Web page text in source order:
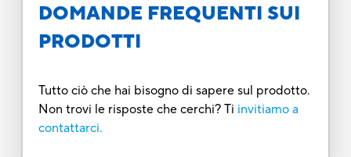
DOMANDE FREQUENTI SUI
PRODOTTI
Tutto ciò che hai bisogno di sapere sul prodotto.
Non trovi le risposte che cerchi? Ti invitiamo a
contattarci.